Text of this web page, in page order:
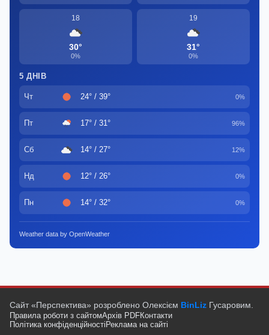
18
30°
0%
19
31°
0%
5 ДНІВ
Чт 24° / 39° 0%
Пт 17° / 31° 96%
Сб 14° / 27° 12%
Нд 12° / 26° 0%
Пн 14° / 32° 0%
Weather data by OpenWeather
Сайт «Перспектива» розроблено Олексієм BinLiz Гусаровим.
Правила роботи з сайтомАрхів PDFКонтакти
Політика конфіденційності Реклама на сайті